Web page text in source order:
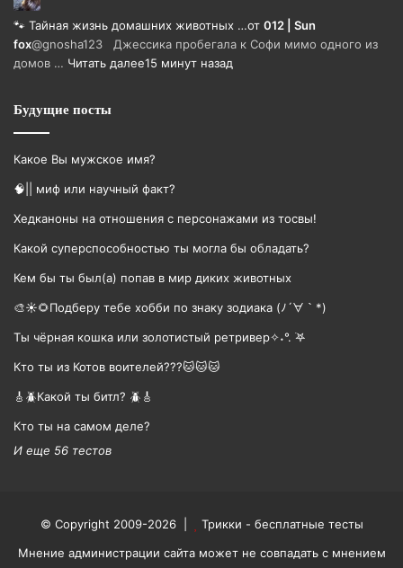
🐾 Тайная жизнь домашних животных …от 012 | Sun
fox@gnosha123 Джессика пробегала к Софи мимо одного из
домов … Читать далее15 минут назад
Будущие посты
Какое Вы мужское имя?
🧠|| миф или научный факт?
Хедканоны на отношения с персонажами из тосвы!
Какой суперспособностью ты могла бы обладать?
Кем бы ты был(а) попав в мир диких животных
🎨☀🌻Подберу тебе хобби по знаку зодиака (ﾉ´∀｀*)
Ты чёрная кошка или золотистый ретривер✧˖°. ࣪𖤐
Кто ты из Котов воителей???🐱🐱🐱
🎸🪲Какой ты битл? 🪲🎸
Кто ты на самом деле?
И еще 56 тестов
© Copyright 2009-2026 |
Трикки - бесплатные тесты
Мнение администрации сайта может не совпадать с мнением